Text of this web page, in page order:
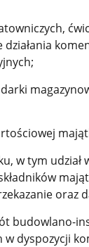
działania
w tym udział
oraz
budowlano-
dyspozycji